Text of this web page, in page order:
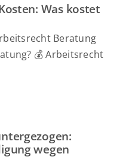
Was kostet
Beratung
💰 Arbeitsrecht
wegen